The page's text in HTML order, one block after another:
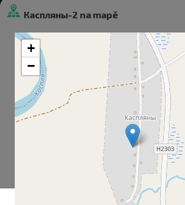
Каспляны-2 na mapě
+
−